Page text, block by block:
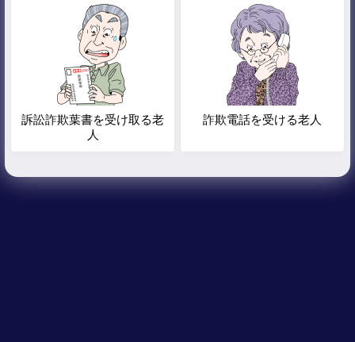
訴訟詐欺葉書を受け取る老
人
詐欺電話を受ける老人